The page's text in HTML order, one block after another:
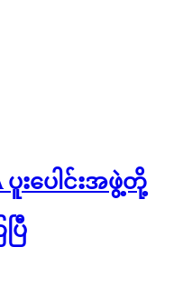
ပူးပေါင်းအဖွဲ့တို့
ြီ